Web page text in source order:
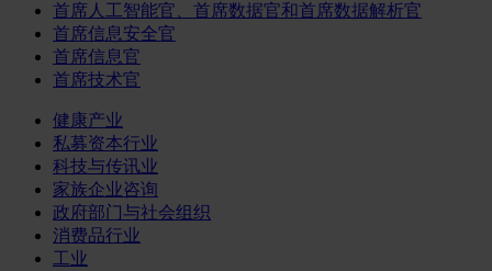
首席人工智能官、首席数据官和首席数据解析官
首席信息安全官
首席信息官
首席技术官
健康产业
私募资本行业
科技与传讯业
家族企业咨询
政府部门与社会组织
消费品行业
工业